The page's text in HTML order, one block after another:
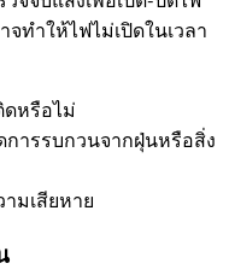
ทำให้ไฟไม่เปิดในเวลา
ดหรือไม่
การรบกวนจากฝุ่นหรือสิ่ง
มเสียหาย